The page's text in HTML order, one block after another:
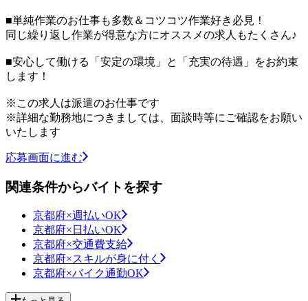
■単純作業のお仕事も多数＆コツコツ作業好き必見！
同じ繰り返し作業が得意な方にオススメの求人もたくさん♪
■安心して働ける「安定の環境」と「充実の待遇」をお約束
します！
※この求人は派遣のお仕事です
※詳細な勤務地につきましては、面談時等にご確認をお願い
いたします
応募画面に進む
関連条件からバイトを探す
京都府×週払いOK
京都府×日払いOK
京都府×交通費支給
京都府×スキルが身に付く
京都府×バイク通勤OK